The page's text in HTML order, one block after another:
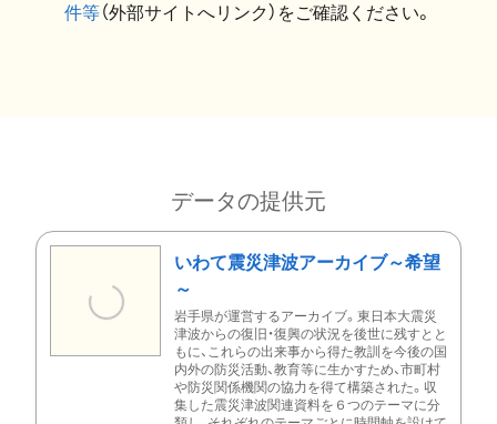
件等（外部サイトへリンク）をご確認ください。
データの提供元
いわて震災津波アーカイブ～希望
～
岩手県が運営するアーカイブ。東日本大震災
津波からの復旧・復興の状況を後世に残すとと
もに、これらの出来事から得た教訓を今後の国
内外の防災活動、教育等に生かすため、市町村
や防災関係機関の協力を得て構築された。収
集した震災津波関連資料を６つのテーマに分